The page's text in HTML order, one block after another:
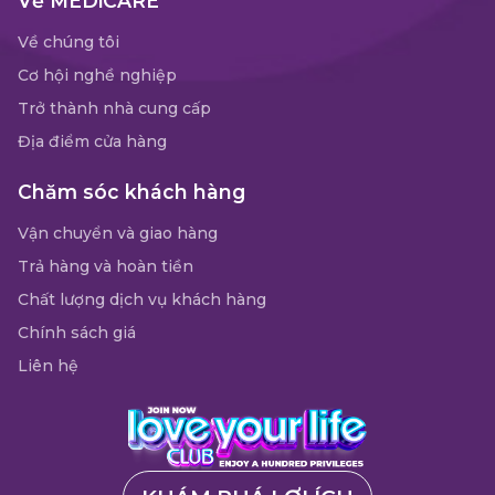
Về chúng tôi
Cơ hội nghề nghiệp
Trở thành nhà cung cấp
Địa điểm cửa hàng
Chăm sóc khách hàng
Vận chuyển và giao hàng
Trả hàng và hoàn tiền
Chất lượng dịch vụ khách hàng
Chính sách giá
Liên hệ